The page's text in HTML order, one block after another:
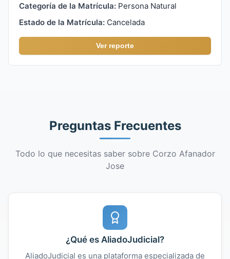
Categoría de la Matrícula: Persona Natural
Estado de la Matrícula: Cancelada
Ver reporte
Preguntas Frecuentes
Todo lo que necesitas saber sobre Corzo Afanador
Jose
¿Qué es AliadoJudicial?
AliadoJudicial es una plataforma especializada de